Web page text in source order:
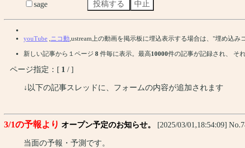
sage
youTube ニコ動 ,ustream上の動画を掲示板に埋込表示する場合は、"埋め込
新しい記事から１ページ 8 件毎に表示。最高10000件の記事が記録され、 そ
ページ指定：[ 1 / ]
↓以下の記事スレッドに、フォームの内容が追加されます
3/1の予報より オープン予定のお知らせ。 [2025/03/01,18:54:09]
当面の予報・予測です。